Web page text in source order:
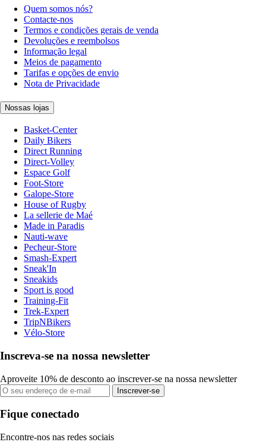
Quem somos nós?
Contacte-nos
Termos e condições gerais de venda
Devoluções e reembolsos
Informação legal
Meios de pagamento
Tarifas e opções de envio
Nota de Privacidade
Nossas lojas
Basket-Center
Daily Bikers
Direct Running
Direct-Volley
Espace Golf
Foot-Store
Galope-Store
House of Rugby
La sellerie de Maé
Made in Paradis
Nauti-wave
Pecheur-Store
Smash-Expert
Sneak'In
Sneakids
Sport is good
Training-Fit
Trek-Expert
TripNBikers
Vélo-Store
Inscreva-se na nossa newsletter
Aproveite 10% de desconto ao inscrever-se na nossa newsletter
Inscrever-se
Fique conectado
Encontre-nos nas redes sociais